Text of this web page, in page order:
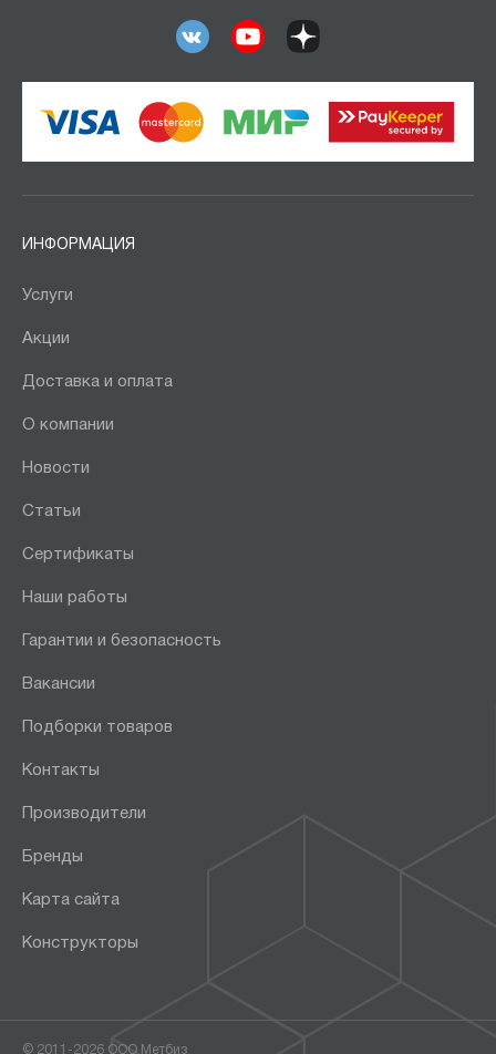
Фанера 24 мм
Россия
Предприятие ДВК
ИНФОРМАЦИЯ
Услуги
Акции
Доставка и оплата
О компании
Новости
Статьи
Сертификаты
Наши работы
Гарантии и безопасность
Вакансии
Подборки товаров
Контакты
Производители
Бренды
Карта сайта
Конструкторы
© 2011-2026 ООО Метбиз